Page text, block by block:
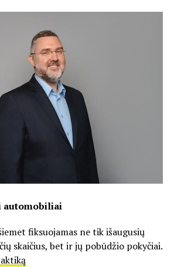
automobiliai
fiksuojamas ne tik išaugusių
skaičius, bet ir jų pobūdžio pokyčiai.